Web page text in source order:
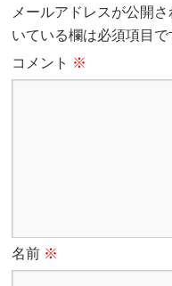
メールアドレスが公開
いている欄は必須項目で
コメント ※
名前 ※